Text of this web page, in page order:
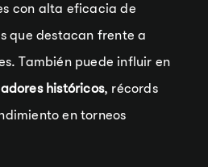
con alta eficacia de
que destacan frente a
También puede influir en
históricos, récords
en torneos